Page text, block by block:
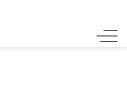
Off-